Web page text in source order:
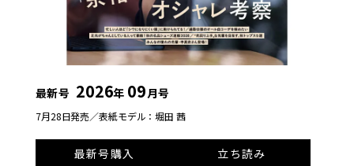
最新号 2026年 09月号
7月28日発売／表紙モデル：堀田 茜
最新号購入
立ち読み